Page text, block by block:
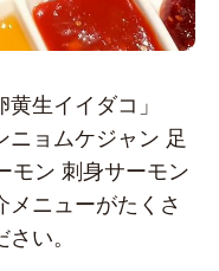
生イイダコ」
ニョムケジャン 足
モン 刺身サーモン
ニューがたくさ
い。